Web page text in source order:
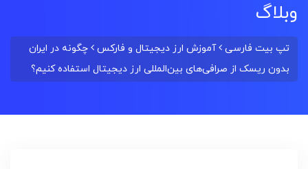
وبلاگ
تپ بیت فارسی آموزش ارز دیجیتال و فارکس
چگونه در ایران
بدون ریسک از صرافی‌های بین‌المللی ارز دیجیتال استفاده کنیم؟